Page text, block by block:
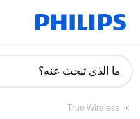
دعم
ما الذي تبحث عنه؟
True Wireless